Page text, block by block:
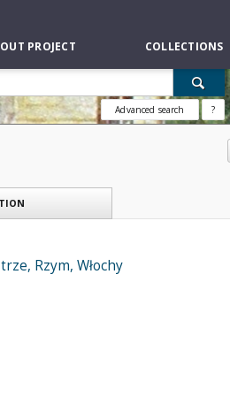
PROJECT COLLECTIONS
Advanced search ?
Rzym, Włochy